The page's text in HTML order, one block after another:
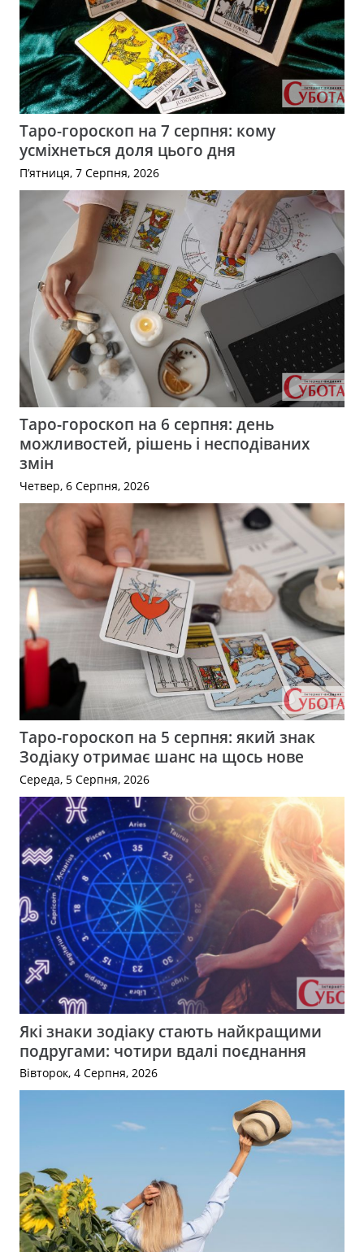
Таро-гороскоп на 7 серпня: кому
усміхнеться доля цього дня
П’ятниця, 7 Серпня, 2026
Таро-гороскоп на 6 серпня: день
можливостей, рішень і несподіваних
змін
Четвер, 6 Серпня, 2026
Таро-гороскоп на 5 серпня: який знак
Зодіаку отримає шанс на щось нове
Середа, 5 Серпня, 2026
Які знаки зодіаку стають найкращими
подругами: чотири вдалі поєднання
Вівторок, 4 Серпня, 2026